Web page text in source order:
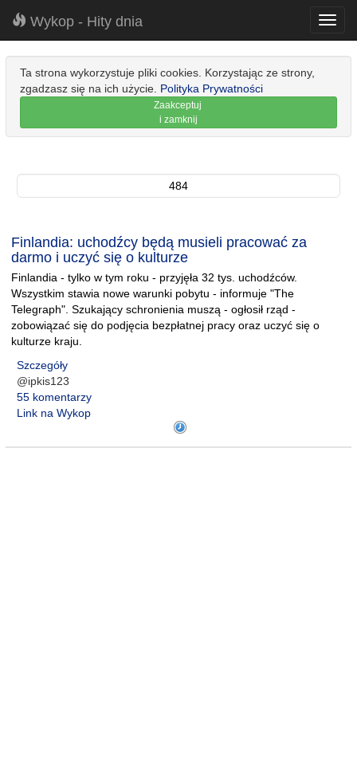
Wykop - Hity dnia
Ta strona wykorzystuje pliki cookies. Korzystając ze strony,
zgadzasz się na ich użycie. Polityka Prywatności
Zaakceptuj
i zamknij
484
Finlandia: uchodźcy będą musieli pracować za
darmo i uczyć się o kulturze
Finlandia - tylko w tym roku - przyjęła 32 tys. uchodźców.
Wszystkim stawia nowe warunki pobytu - informuje "The
Telegraph". Szukający schronienia muszą - ogłosił rząd -
zobowiązać się do podjęcia bezpłatnej pracy oraz uczyć się o
kulturze kraju.
Szczegóły
@ipkis123
55 komentarzy
Link na Wykop